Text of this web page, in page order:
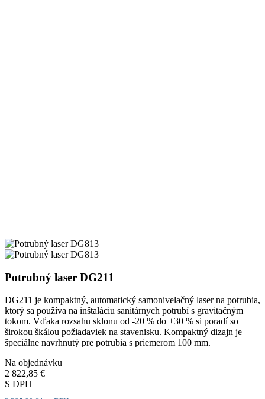
Potrubný laser DG211
DG211 je kompaktný, automatický samonivelačný laser na potrubia,
ktorý sa používa na inštaláciu sanitárnych potrubí s gravitačným
tokom. Vďaka rozsahu sklonu od -20 % do +30 % si poradí so
širokou škálou požiadaviek na stavenisku. Kompaktný dizajn je
špeciálne navrhnutý pre potrubia s priemerom 100 mm.
Na objednávku
2 822,85 €
S DPH